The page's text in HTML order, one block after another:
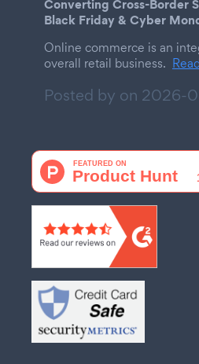
Converting Cross-Border
Black Friday & Cyber
Online commerce is an
overall retail business.
Posted by on 2026-